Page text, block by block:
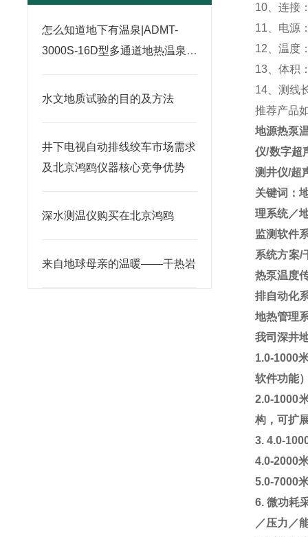
怎么知道地下有温泉|ADMT-
3000S-16D型多通道地热温泉探
水文地质试验的目的及方法
井下电视自动排线绞车市场需求
及北京鸿鸥仪器核心竞争优势
深水测温仪购买在北京鸿鸥
来自地球母亲的温暖——干热岩
10、连接
11、电源
12、温度
13、体积
14、测线
推荐产品
地源热泵
仪/数字超
测井仪/超
关键词：
理系统／
监测软件
系统方案/
热泵温度
排自动化
地热管理
我司深井
1.0-1000
软件功能
2.0-1000
构，可扩
3. 4.0-
4.0-2000
5.0-7000
6.微功耗
／压力／